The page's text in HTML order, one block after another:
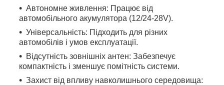
Автономне живлення: Працює від
автомобільного акумулятора (12/24-28V).
Універсальність: Підходить для різних
автомобілів і умов експлуатації.
Відсутність зовнішніх антен: Забезпечує
компактність і зменшує помітність системи.
Захист від впливу навколишнього середовища: